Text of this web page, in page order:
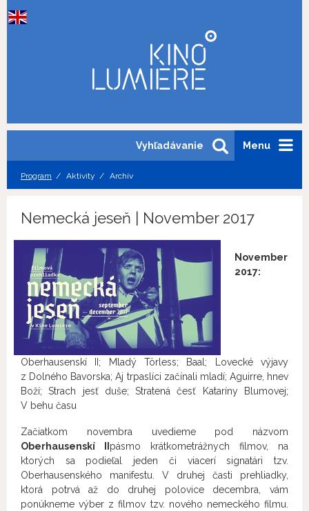
Menu
Vyhľadávanie
Program Aktivity Archív
Nemecká jeseň | November 2017
November
2017:
Oberhausenskí II; Mladý Törless; Baal; Lovecké výjavy
z Dolného Bavorska; Aj trpaslíci začínali mladí; Aguirre, hnev
Boží; Strach jesť duše; Stratená česť Kataríny Blumovej;
V behu času
Začiatkom novembra uvedieme pod názvom
Oberhausenskí II pásmo krátkometrážnych filmov, na
ktorých sa podieľal jeden či viacerí signatári tzv.
Oberhausenského manifestu. V druhej časti prehliadky,
ktorá potrvá až do druhej polovice decembra, vám
ponúkneme výber z filmov tzv. nového nemeckého filmu.